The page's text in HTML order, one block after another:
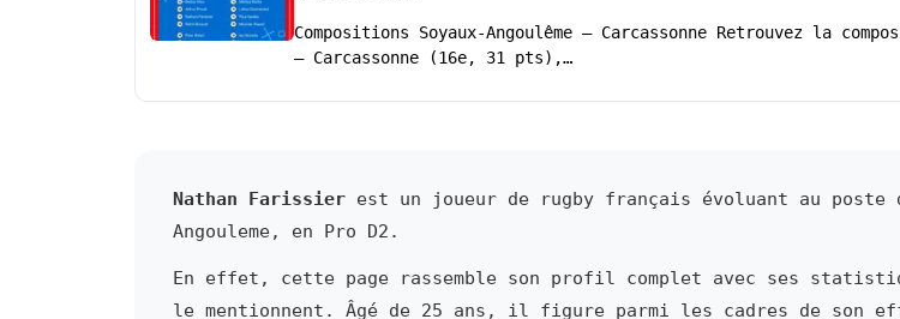
Compositions Soyaux-Angoulême – Carcassonne Retrouvez la
– Carcassonne (16e, 31 pts),…
Nathan Farissier est un joueur de rugby français évoluant au
Angouleme, en Pro D2.
En effet, cette page rassemble son profil complet avec ses
le mentionnent. Âgé de 25 ans, il figure parmi les cadres de son